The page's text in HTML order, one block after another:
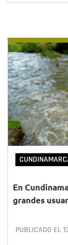
En
grandes
PUBLICADO EL